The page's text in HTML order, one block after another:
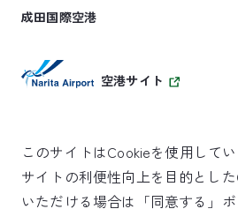
成田国際空港
空港サイト
SKYTRAX
このサイトはCookieを使用してい
サイトの利便性向上を目的とし
いただける場合は「同意する」